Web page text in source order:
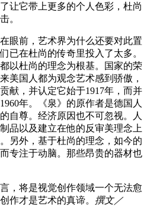
让它带上更多的个人色彩，杜尚
。
眼前，艺术界为什么还要对此置
已在杜尚的传奇里投入了太多。
以杜尚的理念为根基。国家的荣
国人都为观念艺术感到骄傲，
献，并认定它始于1917年，而并
年。《泉》的原作者是德国人
自尊。经济原因也不可忽视。人
品以及建立在他的反审美理念上
另外，基于杜尚的理念，如今的
专注于动脑。那些昂贵的器材也
，将是视觉创作领域一个无法愈
作才是艺术的真谛。 撰文／